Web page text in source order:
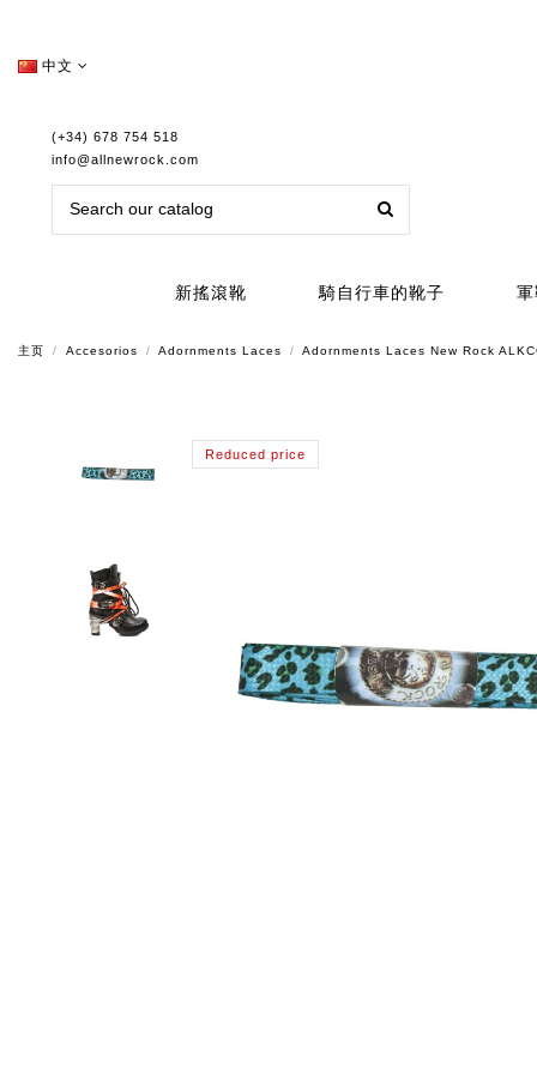
中文
(+34) 678 754 518
info@allnewrock.com
新搖滾靴 騎自行車的靴子
主页 Accesorios Adornments Laces Adornments Laces New Rock
Reduced price